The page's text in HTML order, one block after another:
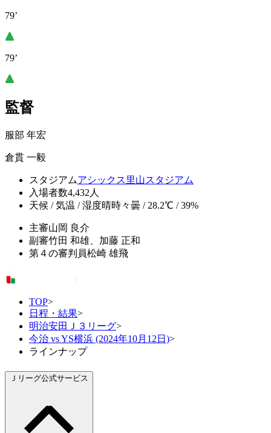
79’
79’
監督
服部 年宏
倉貫 一毅
スタジアムアシックス里山スタジアム
入場者数4,432人
天候 / 気温 / 湿度晴時々曇 / 28.2℃ / 39%
主審山岡 良介
副審竹田 和雄、加藤 正和
第４の審判員松崎 雄飛
TOP>
日程・結果>
明治安田Ｊ３リーグ>
今治 vs YS横浜 (2024年10月12日)>
ラインナップ
Ｊリーグ公式サービス